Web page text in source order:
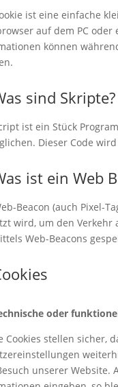
ist eine einfache
auf dem PC
können
sind Skripte?
ist ein Stück
Dieser Code
ist ein Web
Beacon (auch Pixel-
wird, um den Verkehr
Web-Beacons
oder
Cookies stellen sicher,
unserer Website.